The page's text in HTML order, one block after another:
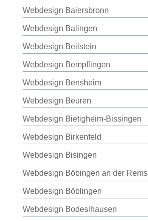
Webdesign Baiersbronn
Webdesign Balingen
Webdesign Beilstein
Webdesign Bempflingen
Webdesign Bensheim
Webdesign Beuren
Webdesign Bietigheim-Bissingen
Webdesign Birkenfeld
Webdesign Bisingen
Webdesign Böbingen an der Rems
Webdesign Böblingen
Webdesign Bodeslhausen